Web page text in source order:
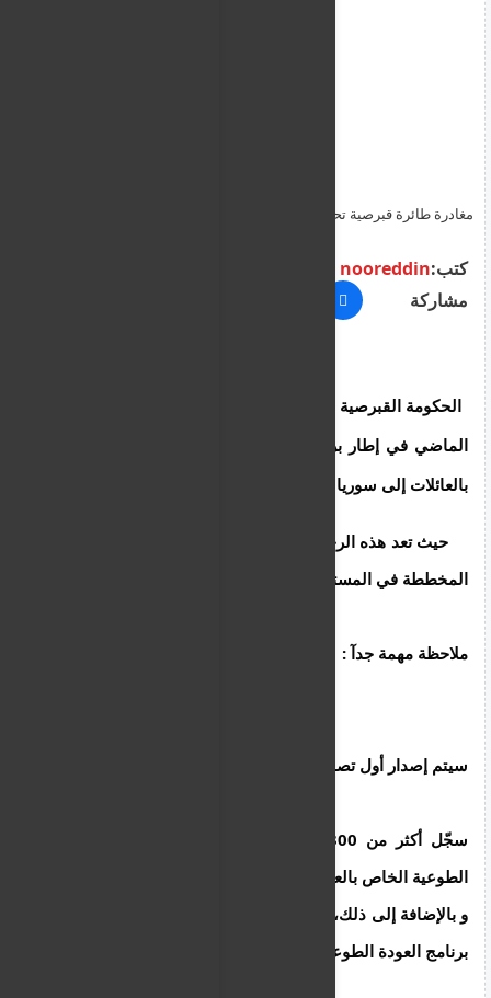
مغادرة طائرة قبرصية تحمل سوريين الى وطنهم عبر العودة الطوعية
كتب:nooreddin
مشاركة
الحكومة القبرصية قامت بإرسال أول طائرة يوم الاثنين
الماضي في إطار برنامج العودة الطوعية الجديد الخاص
بالعائلات إلى سوريا
حيث تعد هذه الرحلة الأولى ضمن سلسلة من
المخططة في المستقبل.
ملاحظة مهمة جدآ :
سيتم إصدار أول تصاريح عمل مطلع الأسبوع المقبل.
الطوعية الخاص بالعائلات...
برنامج العودة الطوعية الاعتيادي حتى الآن